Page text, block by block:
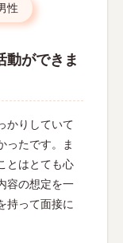
性
動ができま
かりしていて
ったです。ま
とはとても心
容の想定を一
持って面接に